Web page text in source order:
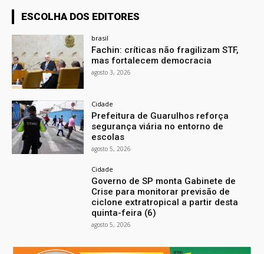
ESCOLHA DOS EDITORES
brasil
Fachin: críticas não fragilizam STF,
mas fortalecem democracia
agosto 3, 2026
Cidade
Prefeitura de Guarulhos reforça
segurança viária no entorno de
escolas
agosto 5, 2026
Cidade
Governo de SP monta Gabinete de
Crise para monitorar previsão de
ciclone extratropical a partir desta
quinta-feira (6)
agosto 5, 2026